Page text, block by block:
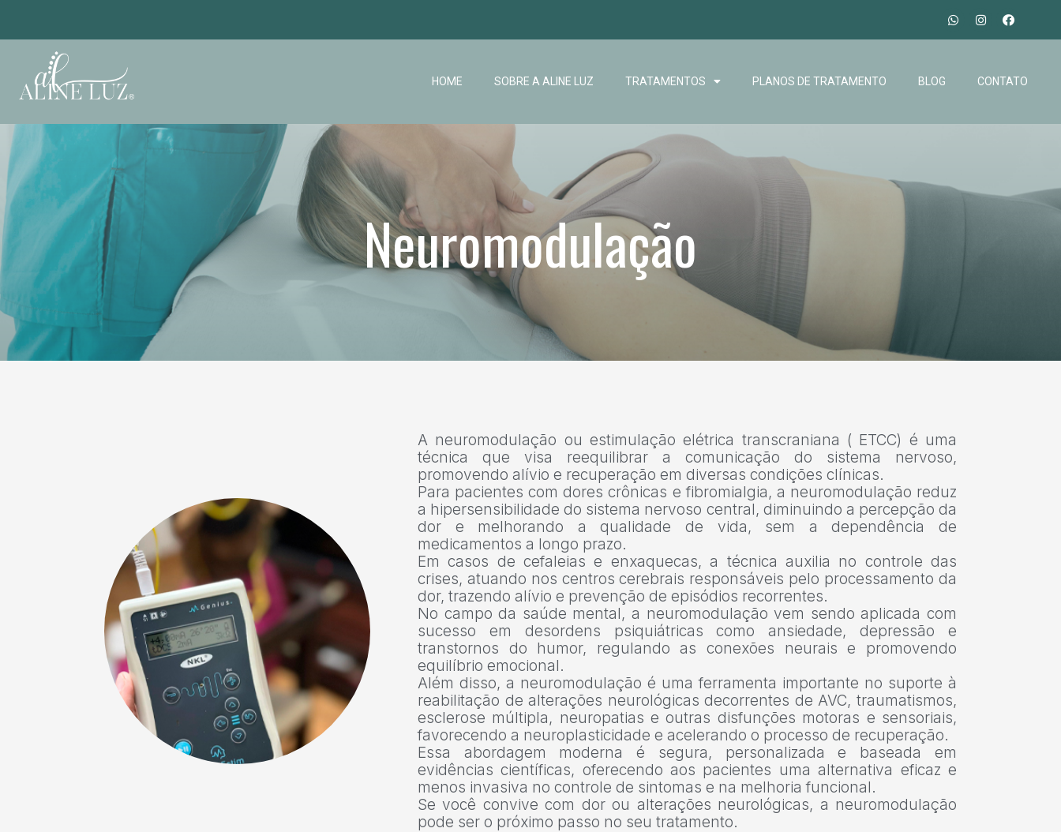
HOME SOBRE A ALINE LUZ TRATAMENTOS PLANOS DE TRATAMENTO BLOG CONTATO
Neuromodulação
A neuromodulação ou estimulação elétrica transcraniana ( ETCC) é uma
técnica que visa reequilibrar a comunicação do sistema nervoso,
promovendo alívio e recuperação em diversas condições clínicas.
Para pacientes com dores crônicas e fibromialgia, a neuromodulação reduz
a hipersensibilidade do sistema nervoso central, diminuindo a percepção da
dor e melhorando a qualidade de vida, sem a dependência de
medicamentos a longo prazo.
Em casos de cefaleias e enxaquecas, a técnica auxilia no controle das
crises, atuando nos centros cerebrais responsáveis pelo processamento da
dor, trazendo alívio e prevenção de episódios recorrentes.
No campo da saúde mental, a neuromodulação vem sendo aplicada com
sucesso em desordens psiquiátricas como ansiedade, depressão e
transtornos do humor, regulando as conexões neurais e promovendo
equilíbrio emocional.
Além disso, a neuromodulação é uma ferramenta importante no suporte à
reabilitação de alterações neurológicas decorrentes de AVC, traumatismos,
esclerose múltipla, neuropatias e outras disfunções motoras e sensoriais,
favorecendo a neuroplasticidade e acelerando o processo de recuperação.
Essa abordagem moderna é segura, personalizada e baseada em
evidências científicas, oferecendo aos pacientes uma alternativa eficaz e
menos invasiva no controle de sintomas e na melhoria funcional.
Se você convive com dor ou alterações neurológicas, a neuromodulação
pode ser o próximo passo no seu tratamento.